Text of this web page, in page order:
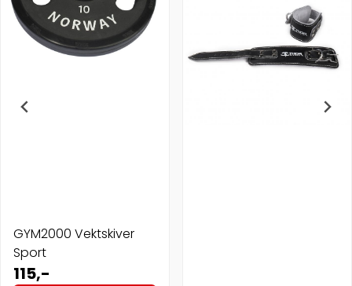
GYM2000 Vektskiver
Sport
115,-